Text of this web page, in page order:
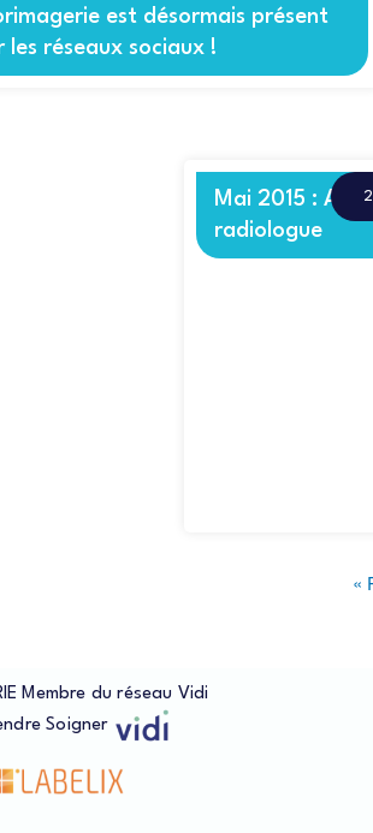
est désormais présent
les réseaux sociaux !
Mai 2015 :
radiologue
«
Membre du réseau Vidi
Soigner